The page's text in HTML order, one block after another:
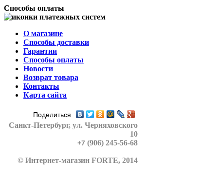
Способы оплаты
О магазине
Способы доставки
Гарантии
Способы оплаты
Новости
Возврат товара
Контакты
Карта сайта
Поделиться
Санкт-Петербург, ул. Черняховского
10
+7 (906) 245-56-68
© Интернет-магазин FORTE, 2014